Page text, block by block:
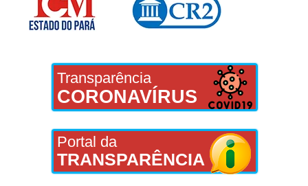
Transparência
CORONAVÍRUS
Portal da
TRANSPARÊNCIA